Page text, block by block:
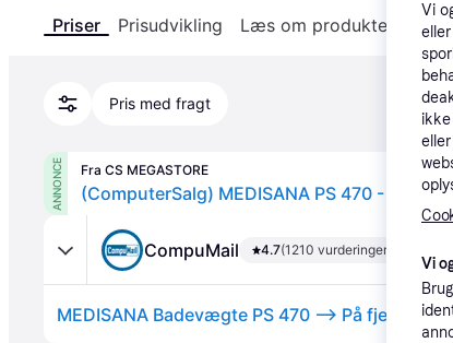
Priser Prisudvikling Læs om produktet
Pris med fragt
ANNONCE Fra CS MEGASTORE
(ComputerSalg) MEDISANA PS 470 -
CompuMail 4.7(1210 vurderinger)
Vi
Vi